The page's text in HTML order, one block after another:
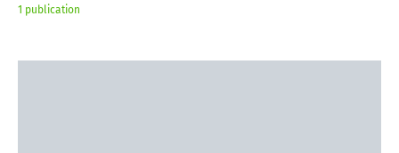
1 publication